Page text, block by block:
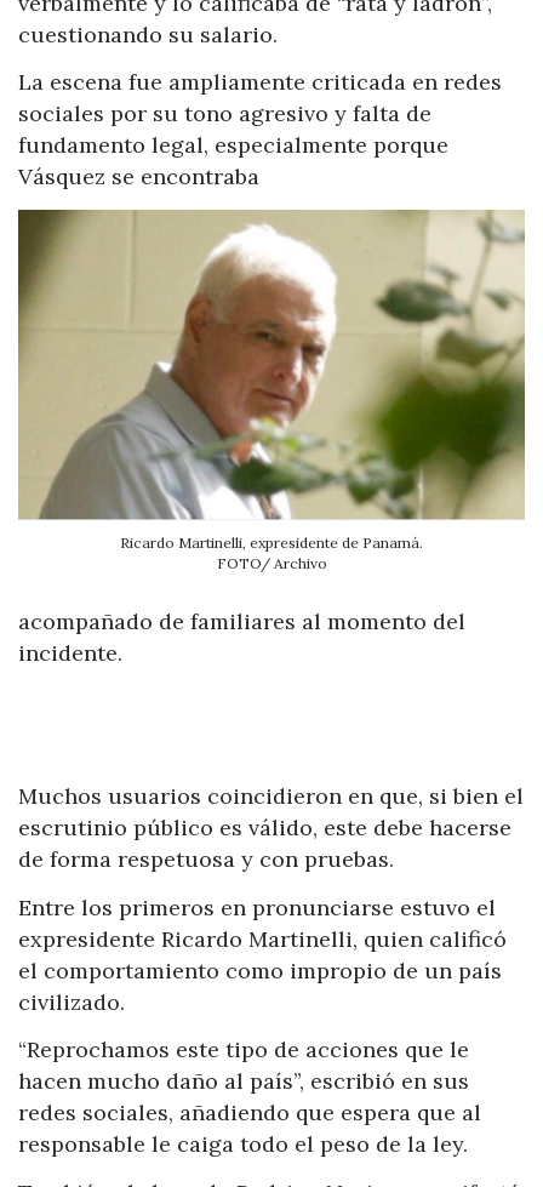
cuestionando su salario.
La escena fue ampliamente criticada en redes
sociales por su tono agresivo y falta de
fundamento legal, especialmente porque
Vásquez se encontraba
Ricardo Martinelli, expresidente de Panamá.
FOTO/ Archivo
acompañado de familiares al momento del
incidente.
Muchos usuarios coincidieron en que, si bien el
escrutinio público es válido, este debe hacerse
de forma respetuosa y con pruebas.
Entre los primeros en pronunciarse estuvo el
expresidente Ricardo Martinelli, quien calificó
el comportamiento como impropio de un país
civilizado.
“Reprochamos este tipo de acciones que le
hacen mucho daño al país”, escribió en sus
redes sociales, añadiendo que espera que al
responsable le caiga todo el peso de la ley.